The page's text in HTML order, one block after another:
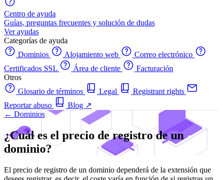
Centro de ayuda
Guías, preguntas frecuentes y solución de dudas
Ver ayudas
Categorías de ayuda
Dominios
Alojamiento web
Correo electrónico
Certificados SSL
Área de cliente
Facturación
Otros
Glosario de términos
Legal
Registrant rights
Reportar abuso
Blog ↗
← Dominios
¿Cuál es el precio de registro de un
dominio?
El precio de registro de un dominio dependerá de la extensión que